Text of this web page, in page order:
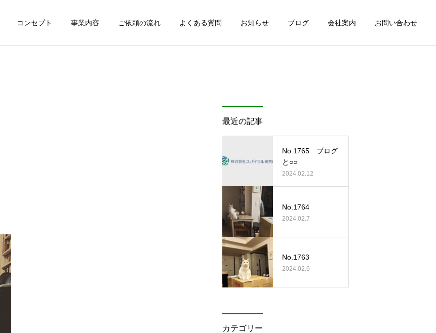
コンセプト 事業内容 ご依頼の流れ よくある質問 お知らせ ブログ 会社案内 お問い合わせ
最近の記事
No.1765 ブログ
と○○
2024.02.12
No.1764
2024.02.7
No.1763
2024.02.6
カテゴリー